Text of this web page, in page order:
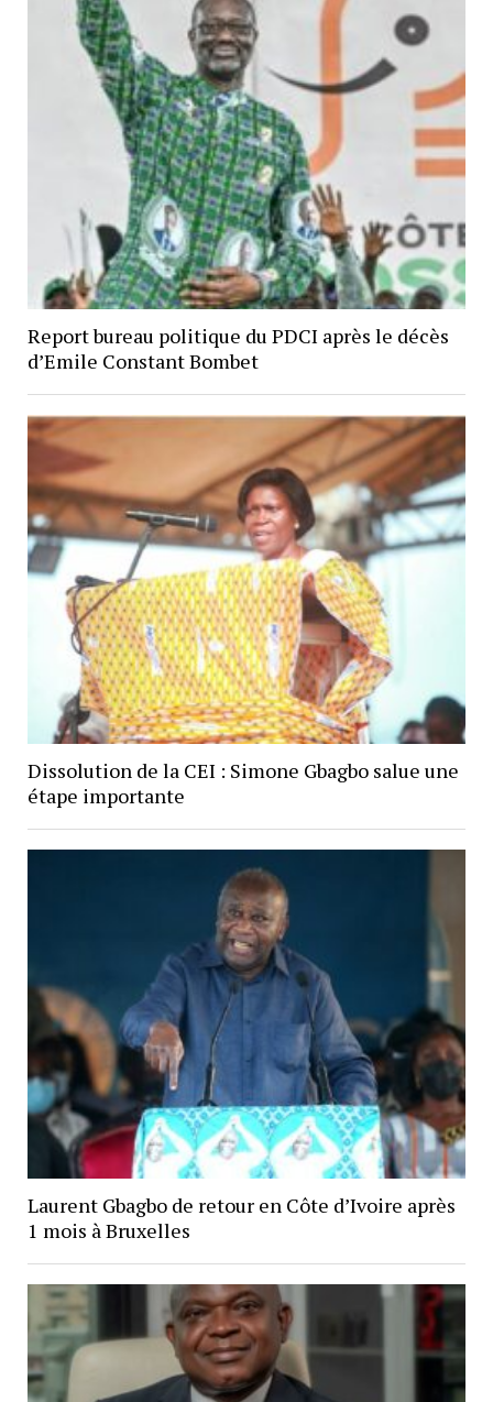
Report bureau politique du PDCI après le décès
d’Emile Constant Bombet
Dissolution de la CEI : Simone Gbagbo salue une
étape importante
Laurent Gbagbo de retour en Côte d’Ivoire après
1 mois à Bruxelles